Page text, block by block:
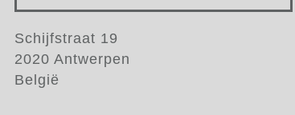
Schijfstraat 19
2020 Antwerpen
België